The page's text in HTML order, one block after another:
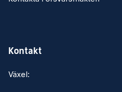
Kontakt
Växel: